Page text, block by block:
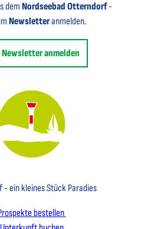
demNordseebad Otterndorf-
Newsletteranmelden.
Newsletter anmelden
- ein kleines Stück Paradies
bestellen